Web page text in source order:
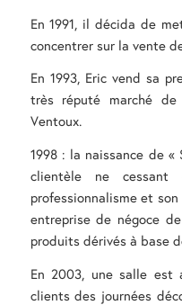
En 1991, il décida de
concentrer sur la vente
En 1993, Eric vend sa
très réputé marché
Ventoux.
1998 : la naissance de «
clientèle ne cessant
professionnalisme et
entreprise de négoce
produits dérivés à base
En 2003, une salle est
clients des journées